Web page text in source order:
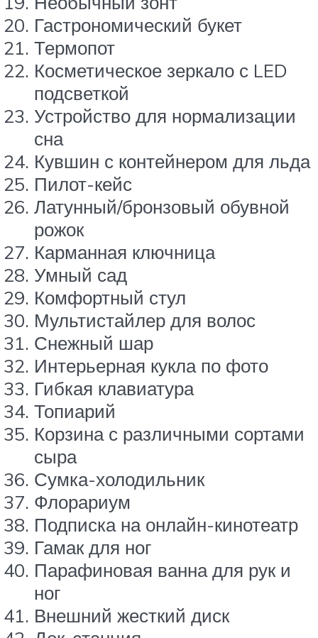
Гастрономический букет
Термопот
Косметическое зеркало с LED
подсветкой
Устройство для нормализации
сна
Кувшин с контейнером для льда
Пилот-кейс
Латунный/бронзовый обувной
рожок
Карманная ключница
Умный сад
Комфортный стул
Мультистайлер для волос
Снежный шар
Интерьерная кукла по фото
Гибкая клавиатура
Топиарий
Корзина с различными сортами
сыра
Сумка-холодильник
Флорариум
Подписка на онлайн-кинотеатр
Гамак для ног
Парафиновая ванна для рук и
ног
Внешний жесткий диск